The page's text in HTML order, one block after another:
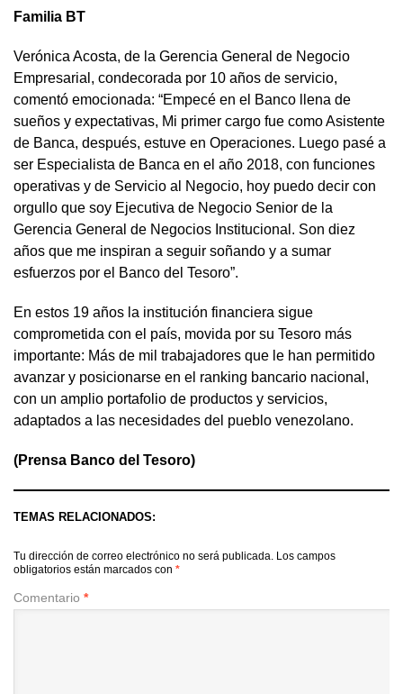
Familia BT
Verónica Acosta, de la Gerencia General de Negocio
Empresarial, condecorada por 10 años de servicio,
comentó emocionada: “Empecé en el Banco llena de
sueños y expectativas, Mi primer cargo fue como Asistente
de Banca, después, estuve en Operaciones. Luego pasé a
ser Especialista de Banca en el año 2018, con funciones
operativas y de Servicio al Negocio, hoy puedo decir con
orgullo que soy Ejecutiva de Negocio Senior de la
Gerencia General de Negocios Institucional. Son diez
años que me inspiran a seguir soñando y a sumar
esfuerzos por el Banco del Tesoro”.
En estos 19 años la institución financiera sigue
comprometida con el país, movida por su Tesoro más
importante: Más de mil trabajadores que le han permitido
avanzar y posicionarse en el ranking bancario nacional,
con un amplio portafolio de productos y servicios,
adaptados a las necesidades del pueblo venezolano.
(Prensa Banco del Tesoro)
TEMAS RELACIONADOS:
Tu dirección de correo electrónico no será publicada. Los campos
obligatorios están marcados con *
Comentario *